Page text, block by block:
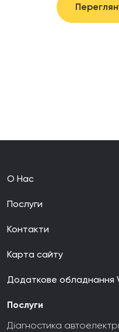
О Нас
Послуги
Контакти
Карта сайту
Додаткове обладнання
Послуги
Діагностика